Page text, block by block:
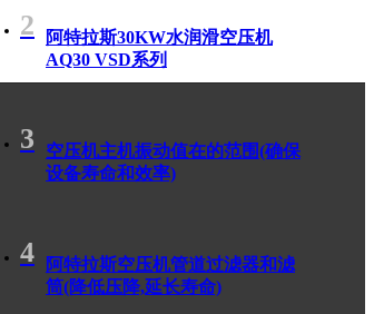
2
阿特拉斯30KW水润滑空压机
AQ30 VSD系列
3
空压机主机振动值在的范围(确保
设备寿命和效率)
4
阿特拉斯空压机管道过滤器和滤
筒(降低压降,延长寿命)